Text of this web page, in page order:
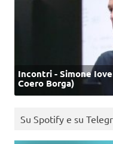
Incontri - Simone
Coero Borga)
Su Spotify e su